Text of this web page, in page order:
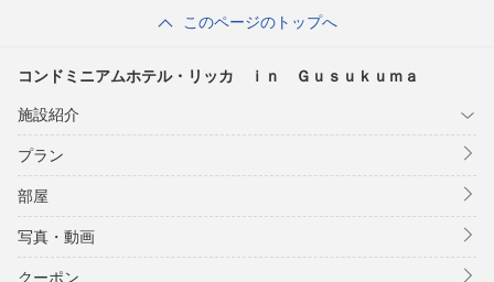
このページのトップへ
コンドミニアムホテル・リッカ ｉｎ Ｇｕｓｕｋｕｍａ
施設紹介
プラン
部屋
写真・動画
クーポン